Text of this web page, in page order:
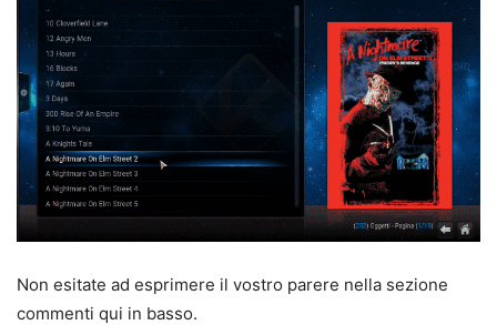
Non esitate ad esprimere il vostro parere nella sezione
commenti qui in basso.